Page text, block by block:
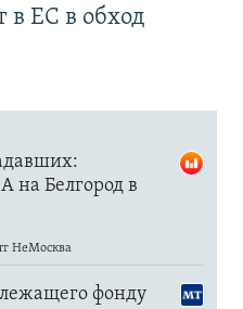
в ЕС в обход